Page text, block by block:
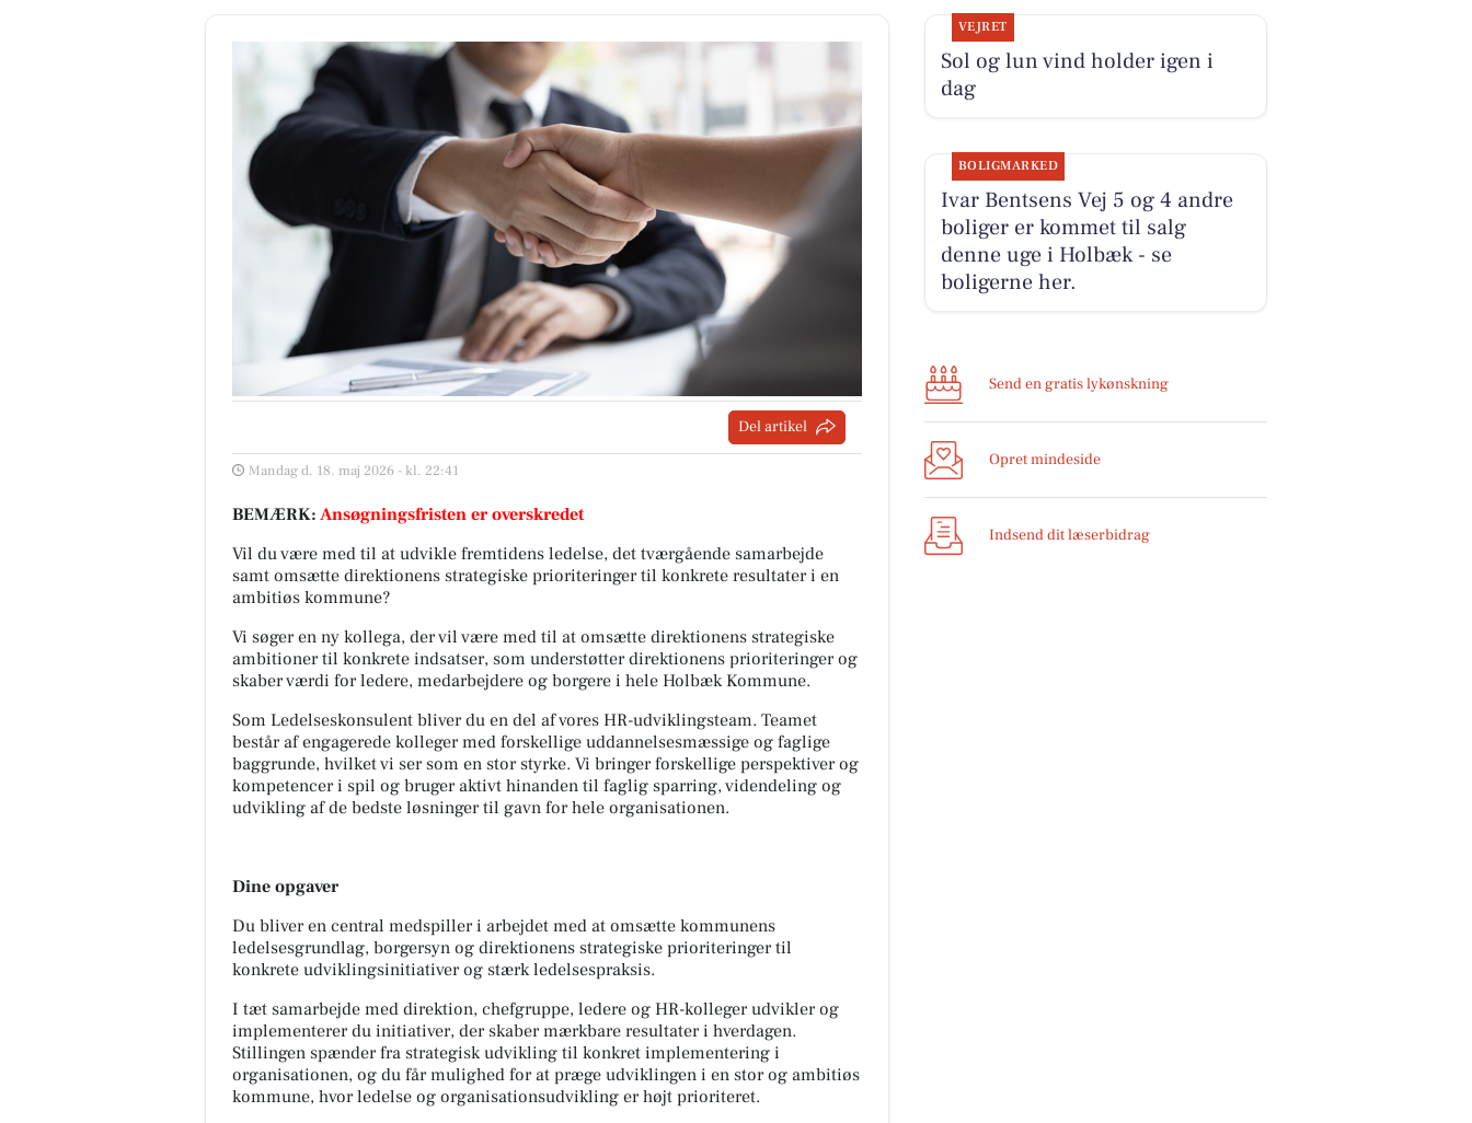
Del artikel
Mandag d. 18. maj 2026 - kl. 22:41
BEMÆRK: Ansøgningsfristen er overskredet
Vil du være med til at udvikle fremtidens ledelse, det tværgående samarbejde
samt omsætte direktionens strategiske prioriteringer til konkrete resultater i en
ambitiøs kommune?
Vi søger en ny kollega, der vil være med til at omsætte direktionens strategiske
ambitioner til konkrete indsatser, som understøtter direktionens prioriteringer og
skaber værdi for ledere, medarbejdere og borgere i hele Holbæk Kommune.
Som Ledelseskonsulent bliver du en del af vores HR-udviklingsteam. Teamet
består af engagerede kolleger med forskellige uddannelsesmæssige og faglige
baggrunde, hvilket vi ser som en stor styrke. Vi bringer forskellige perspektiver og
kompetencer i spil og bruger aktivt hinanden til faglig sparring, videndeling og
udvikling af de bedste løsninger til gavn for hele organisationen.
Dine opgaver
Du bliver en central medspiller i arbejdet med at omsætte kommunens
ledelsesgrundlag, borgersyn og direktionens strategiske prioriteringer til
konkrete udviklingsinitiativer og stærk ledelsespraksis.
I tæt samarbejde med direktion, chefgruppe, ledere og HR-kolleger udvikler og
implementerer du initiativer, der skaber mærkbare resultater i hverdagen.
Stillingen spænder fra strategisk udvikling til konkret implementering i
organisationen, og du får mulighed for at præge udviklingen i en stor og ambitiøs
kommune, hvor ledelse og organisationsudvikling er højt prioriteret.
VEJRET
Sol og lun vind holder igen i
dag
BOLIGMARKED
Ivar Bentsens Vej 5 og 4 andre
boliger er kommet til salg
denne uge i Holbæk - se
boligerne her.
Send en gratis lykønskning
Opret mindeside
Indsend dit læserbidrag